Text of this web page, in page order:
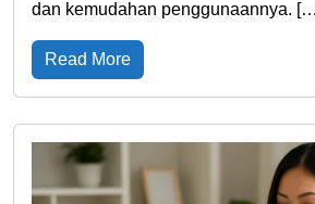
dan kemudahan penggunaannya.
Read More